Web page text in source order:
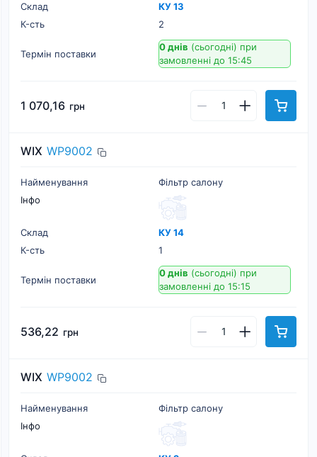
Склад
КУ 13
К-cть
2
Термін поставки
0 днів (сьогодні) при
замовленні до 15:45
1 070,16 грн
WIX WP9002
Найменування
Фільтр салону
Інфо
Склад
КУ 14
К-cть
1
Термін поставки
0 днів (сьогодні) при
замовленні до 15:15
536,22 грн
WIX WP9002
Найменування
Фільтр салону
Інфо